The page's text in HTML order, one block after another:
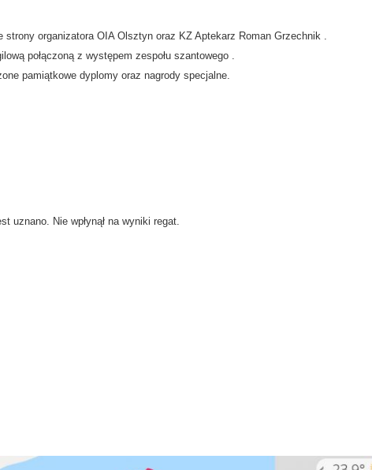
organizatora OIA Olsztyn oraz KZ Aptekarz Roman Grzechnik .
połączoną z występem zespołu szantowego .
pamiątkowe dyplomy oraz nagrody specjalne.
Nie wpłynął na wyniki regat.